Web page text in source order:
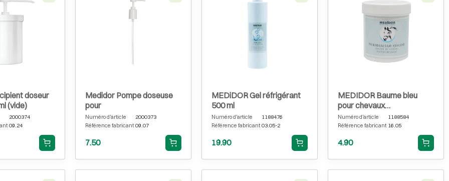
doseur
(vide)
2000374
09.24
Medidor Pompe doseuse
pour
Numéro d'article
2000373
Référence fabricant 09.07
7.50
MEDiDOR Gel réfrigérant
500 ml
Numéro d'article
1188476
Référence fabricant 03.05-2
19.90
MEDIDOR Baume bleu
pour chevaux
rafraîchissant 100 ml
Numéro d'article
1188584
Référence fabricant 16.05
4.90